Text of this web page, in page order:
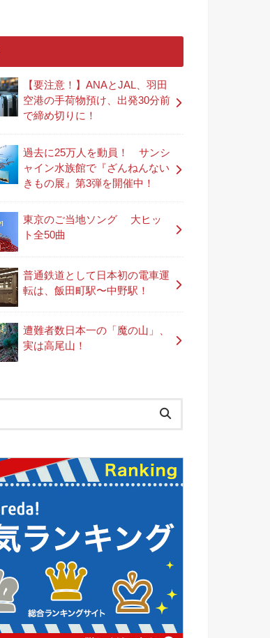
【要注意！】ANAとJAL、羽田
空港の手荷物預け、出発30分前
で締め切りに！
過去に25万人を動員！ サンシ
ャイン水族館で『ざんねんない
きもの展』第3弾を開催中！
東京のご当地ソング 大ヒッ
ト全50曲
普通鉄道として日本初の電車運
転は、飯田町駅〜中野駅！
遭難者数日本一の「魔の山」、
実は高尾山！